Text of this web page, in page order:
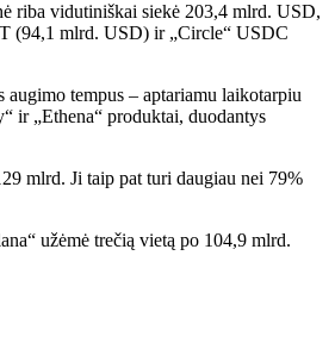
riba vidutiniškai siekė 203,4 mlrd. USD,
(94,1 mlrd. USD) ir „Circle“ USDC
tempus – aptariamu laikotarpiu
ir „Ethena“ produktai, duodantys
mlrd. Ji taip pat turi daugiau nei 79%
užėmė trečią vietą po 104,9 mlrd.